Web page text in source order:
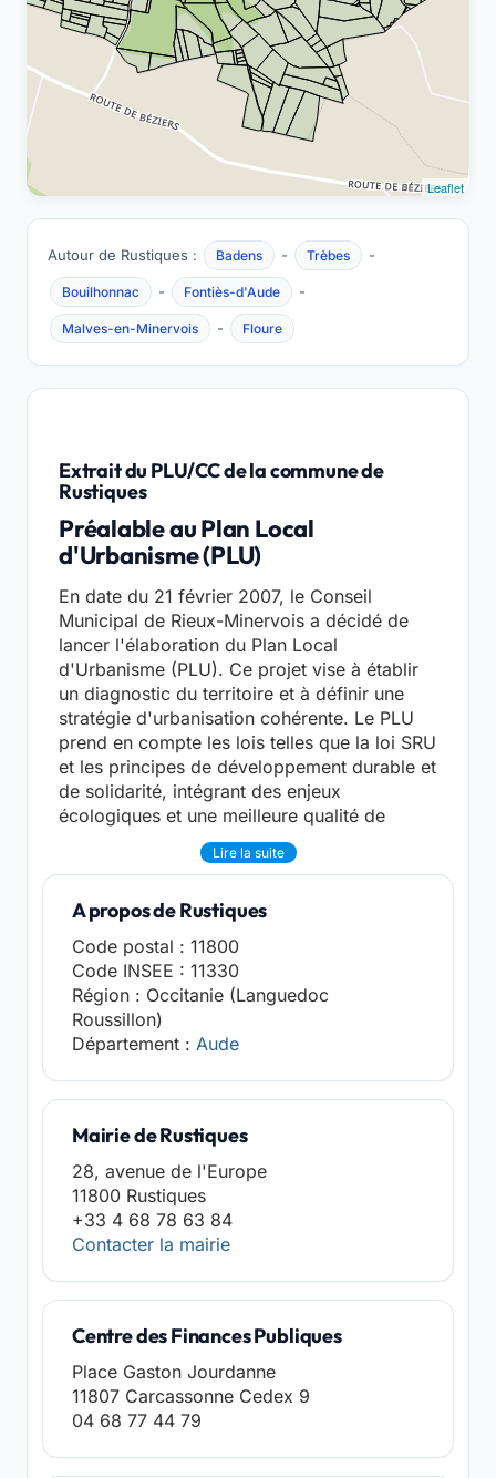
Leaflet
Autour de Rustiques : Badens - Trèbes -
Bouilhonnac - Fontiès-d'Aude -
Malves-en-Minervois - Floure
Extrait du PLU/CC de la commune de
Rustiques
Préalable au Plan Local
d'Urbanisme (PLU)
En date du 21 février 2007, le Conseil
Municipal de Rieux-Minervois a décidé de
lancer l'élaboration du Plan Local
d'Urbanisme (PLU). Ce projet vise à établir
un diagnostic du territoire et à définir une
stratégie d'urbanisation cohérente. Le PLU
prend en compte les lois telles que la loi SRU
et les principes de développement durable et
de solidarité, intégrant des enjeux
écologiques et une meilleure qualité de
Lire la suite
A propos de Rustiques
Code postal : 11800
Code INSEE : 11330
Région : Occitanie (Languedoc
Roussillon)
Département : Aude
Mairie de Rustiques
28, avenue de l'Europe
11800 Rustiques
+33 4 68 78 63 84
Contacter la mairie
Centre des Finances Publiques
Place Gaston Jourdanne
11807 Carcassonne Cedex 9
04 68 77 44 79